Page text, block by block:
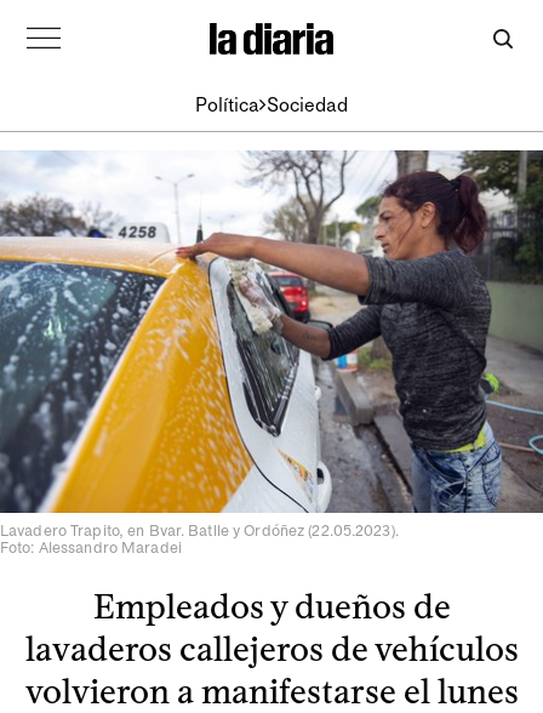
Política Sociedad
Lavadero Trapito, en Bvar. Batlle y Ordóñez (22.05.2023).
Foto: Alessandro Maradei
Empleados y dueños de
lavaderos callejeros de vehículos
volvieron a manifestarse el lunes